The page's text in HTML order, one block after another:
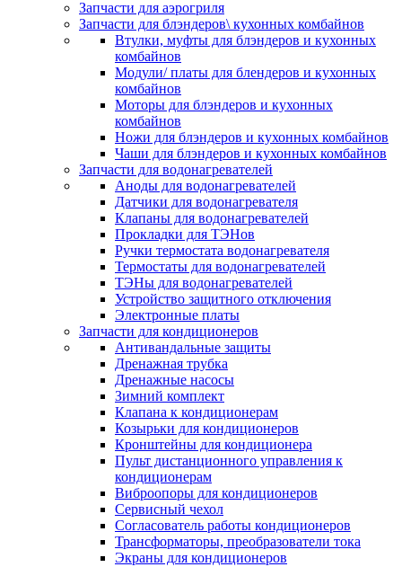
Запчасти для аэрогриля
Запчасти для блэндеров\ кухонных комбайнов
Втулки, муфты для блэндеров и кухонных
комбайнов
Модули/ платы для блендеров и кухонных
комбайнов
Моторы для блэндеров и кухонных
комбайнов
Ножи для блэндеров и кухонных комбайнов
Чаши для блэндеров и кухонных комбайнов
Запчасти для водонагревателей
Аноды для водонагревателей
Датчики для водонагревателя
Клапаны для водонагревателей
Прокладки для ТЭНов
Ручки термостата водонагревателя
Термостаты для водонагревателей
ТЭНы для водонагревателей
Устройство защитного отключения
Электронные платы
Запчасти для кондиционеров
Антивандальные защиты
Дренажная трубка
Дренажные насосы
Зимний комплект
Клапана к кондиционерам
Козырьки для кондиционеров
Кронштейны для кондиционера
Пульт дистанционного управления к
кондиционерам
Виброопоры для кондиционеров
Сервисный чехол
Согласователь работы кондиционеров
Трансформаторы, преобразователи тока
Экраны для кондиционеров